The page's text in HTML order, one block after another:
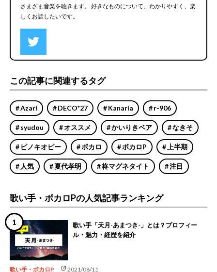
さまざま音楽を聴きます。 好きなものについて、わかりやすく、楽
しくお話したいです。
この記事に関連するタグ
Azari DECO*27 Kanaria r-906
syudou オススメ かいりきベア なきそ
ピノキオピー ボカロ ボカロP 上半期
人気 夏代孝明 柊マグネタイト 注目
歌い手・ボカロPの人気記事ランキング
歌い手「天月-あまつき-」とは？プロフィー
ル・魅力・経歴を紹介
歌い手・ボカロP update2021/08/11